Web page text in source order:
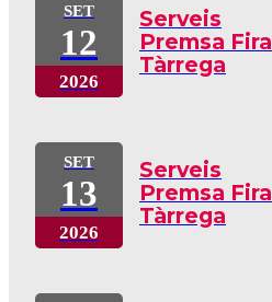
Serveis
Premsa Fira
Tàrrega
12
SET
2026
Serveis
Premsa Fira
Tàrrega
13
SET
2026